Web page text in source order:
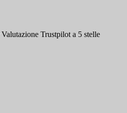
Valutazione Trustpilot a 5 stelle